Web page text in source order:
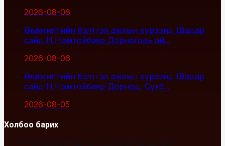
2026-08-06
Өвөлжилтийн бэлтгэл ажлын хүрээнд Шадар
сайд Н.Номтойбаяр Дорноговь ай...
2026-08-06
Өвөлжилтийн бэлтгэл ажлын хүрээнд Шадар
сайд Н.Номтойбаяр Дорнод, Сүхб...
2026-08-05
Холбоо барих